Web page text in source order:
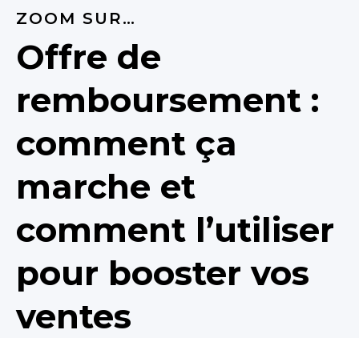
ZOOM SUR…
Offre de
remboursement :
comment ça
marche et
comment l’utiliser
pour booster vos
ventes